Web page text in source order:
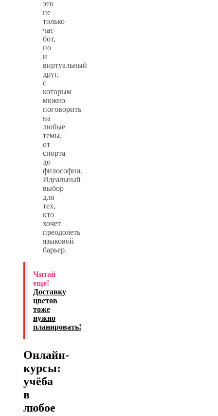
это
не
только
чат-
бот,
но
и
виртуальный
друг,
с
которым
можно
поговорить
на
любые
темы,
от
спорта
до
философии.
Идеальный
выбор
для
тех,
кто
хочет
преодолеть
языковой
барьер.
Читай
еще!
Доставку
цветов
тоже
нужно
планировать!
Онлайн-
курсы:
учёба
в
любое